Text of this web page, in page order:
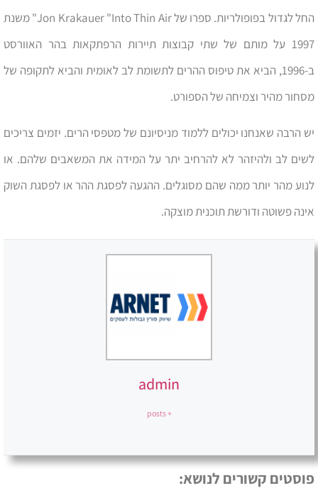
החל לגדול בפופולריות. ספרו של Jon Krakauer "Into Thin Air" משנת
1997 על מותם של שתי קבוצות תיירות הרפתקאות בהר האוורסט
ב-1996, הביא את טיפוס ההרים לתשומת לב לאומית והביא לתקופה של
מסחור מהיר וצמיחה של הספורט.
יש הרבה שאנחנו יכולים ללמוד מניסיונם של מטפסי הרים. יזמים צריכים
לשים לב ולהיזהר לא להרחיב יתר על המידה את המשאבים שלהם. או
לנוע מהר יותר ממה שהם מסוגלים. ההגעה לפסגת ההר או לפסגת השוק
אינה פשוטה ודורשת תוכנית מוצקה.
admin
+ posts
פוסטים קשורים לנושא: